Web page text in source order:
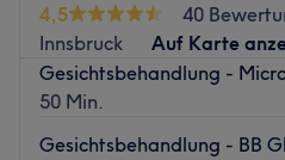
4,5
40
Innsbruck
Auf Karte
Gesichtsbehandlung -
50 Min.
Gesichtsbehandlung - BB